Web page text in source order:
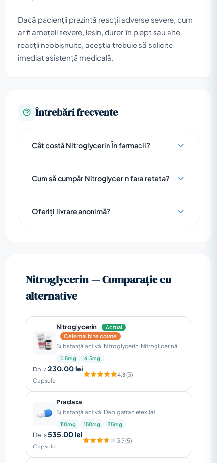
Dacă pacienții prezintă reacții adverse severe, cum
ar fi amețeli severe, leșin, dureri în piept sau alte
reacții neobișnuite, aceștia trebuie să solicite
imediat asistență medicală.
Întrebări frecvente
Cât costã Nitroglycerin În farmacii?
Cum să cumpăr Nitroglycerin fara reteta?
Oferiți livrare anonimă?
Nitroglycerin — Comparație cu
alternative
Nitroglycerin
Actual
Cele mai bine cotate
Substanță activă: Nitroglycerin, Nitroglicerină
2.5mg 6.5mg
De la230.00 lei
Capsule
4.8 (3)
Pradaxa
Substanță activă: Dabigatran etexilat
110mg 150mg 75mg
De la535.00 lei
Capsule
3.7 (5)